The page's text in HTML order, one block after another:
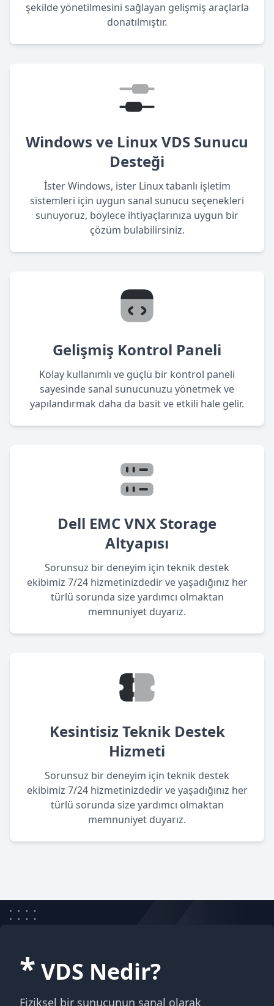
şekilde yönetilmesini sağlayan gelişmiş araçlarla
donatılmıştır.
Windows ve Linux VDS Sunucu
Desteği
İster Windows, ister Linux tabanlı işletim
sistemleri için uygun sanal sunucu seçenekleri
sunuyoruz, böylece ihtiyaçlarınıza uygun bir
çözüm bulabilirsiniz.
Gelişmiş Kontrol Paneli
Kolay kullanımlı ve güçlü bir kontrol paneli
sayesinde sanal sunucunuzu yönetmek ve
yapılandırmak daha da basit ve etkili hale gelir.
Dell EMC VNX Storage
Altyapısı
Sorunsuz bir deneyim için teknik destek
ekibimiz 7/24 hizmetinizdedir ve yaşadığınız her
türlü sorunda size yardımcı olmaktan
memnuniyet duyarız.
Kesintisiz Teknik Destek
Hizmeti
Sorunsuz bir deneyim için teknik destek
ekibimiz 7/24 hizmetinizdedir ve yaşadığınız her
türlü sorunda size yardımcı olmaktan
memnuniyet duyarız.
* VDS Nedir?
Fiziksel bir sunucunun sanal olarak